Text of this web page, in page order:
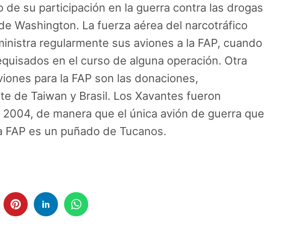
de su participación en la guerra contra las drogas
Washington. La fuerza aérea del narcotráfico
regularmente sus aviones a la FAP, cuando
en el curso de alguna operación. Otra
para la FAP son las donaciones,
de Taiwan y Brasil. Los Xavantes fueron
de manera que el única avión de guerra que
FAP es un puñado de Tucanos.